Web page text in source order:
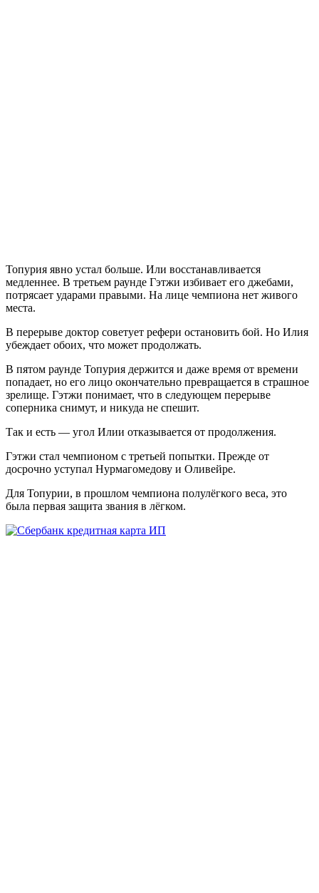
Топурия явно устал больше. Или восстанавливается
медленнее. В третьем раунде Гэтжи избивает его джебами,
потрясает ударами правыми. На лице чемпиона нет живого
места.
В перерыве доктор советует рефери остановить бой. Но Илия
убеждает обоих, что может продолжать.
В пятом раунде Топурия держится и даже время от времени
попадает, но его лицо окончательно превращается в страшное
зрелище. Гэтжи понимает, что в следующем перерыве
соперника снимут, и никуда не спешит.
Так и есть — угол Илии отказывается от продолжения.
Гэтжи стал чемпионом с третьей попытки. Прежде от
досрочно уступал Нурмагомедову и Оливейре.
Для Топурии, в прошлом чемпиона полулёгкого веса, это
была первая защита звания в лёгком.